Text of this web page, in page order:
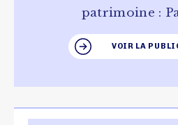
patrimoine :
VOIR LA